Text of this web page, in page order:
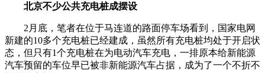
北京不少公共充电桩成摆设
2月底，笔者在位于马连道的路面停车场看到，国家电网
新建的10多个充电桩已经建成，虽然所有充电桩均处于开启状
态，但只有1个充电桩在为电动汽车充电，一排原本给新能源
汽车预留的车位早已被非新能源汽车占据，成为了一个不折不